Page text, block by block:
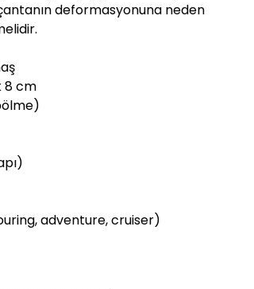
deformasyonuna neden
8 cm
adventure, cruiser)